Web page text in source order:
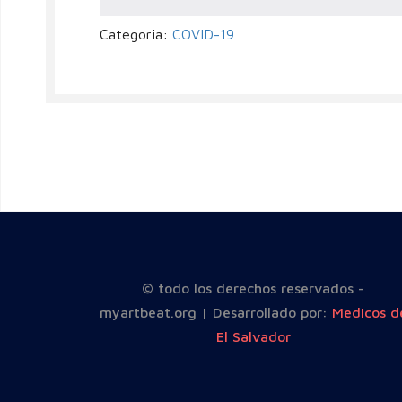
Categoria: COVID-19
© todo los derechos reservados -
myartbeat.org | Desarrollado por: Medicos
El Salvador